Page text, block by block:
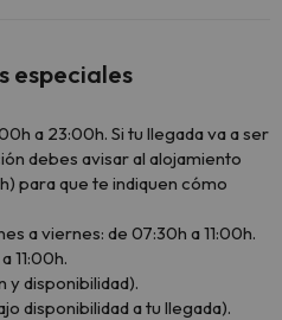
especiales
a 23:00h. Si tu llegada va a ser
debes avisar al alojamiento
para que te indiquen cómo
a viernes: de 07:30h a 11:00h.
11:00h.
y disponibilidad).
disponibilidad a tu llegada).